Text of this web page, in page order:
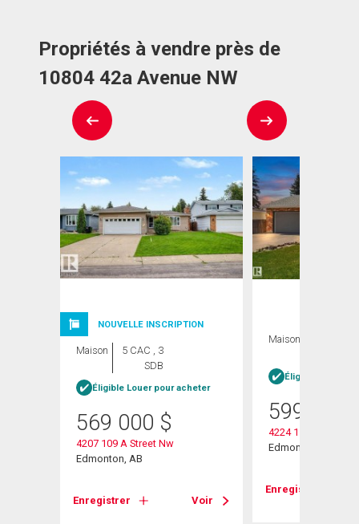
Propriétés à vendre près de
10804 42a Avenue NW
NOUVELLE INSCRIPTION
Maison
5 CAC , 3
SDB
Éligible Louer pour acheter
569 000 $
4207 109 A Street Nw
Edmonton, AB
Enregistrer Voir
Maison
Éligible Louer
599 900
4224 110 Street
Edmonton, AB
Enregistrer